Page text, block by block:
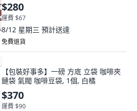
$280
運費 $67
8/12 星期三 預計送達
免費退貨
【包裝好事多】一磅 方底 立袋 咖啡夾
鏈袋 氣閥 咖啡豆袋, 1個, 白橘
$370
運費 $90